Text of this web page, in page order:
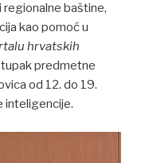
baštine,
kao pomoć u
hrvatskih
predmetne
od 12. do 19.
inteligencije.